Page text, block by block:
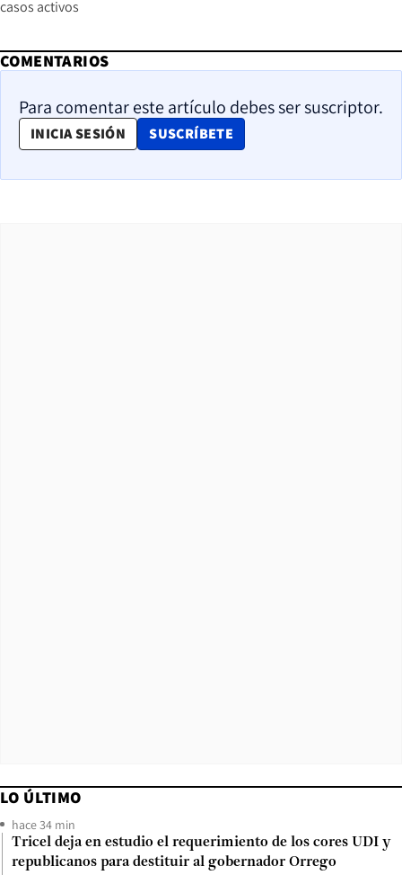
casos activos
COMENTARIOS
Para comentar este artículo debes ser suscriptor.
INICIA SESIÓN SUSCRÍBETE
OPENS IN NEW WINDOW
LO ÚLTIMO
hace 34 min
Tricel deja en estudio el requerimiento de los cores UDI y
republicanos para destituir al gobernador Orrego